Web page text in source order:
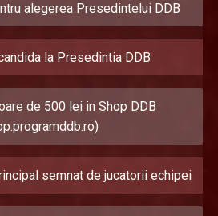
alegerea Presedintelui DDB
la Presedintia DDB
de 500 lei in Shop DDB
semnat de jucatorii echipei